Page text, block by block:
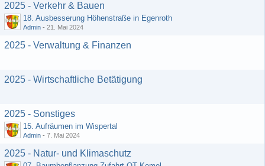
2025 - Verkehr & Bauen
18. Ausbesserung Höhenstraße in Egenroth
Admin - 21. Mai 2024
2025 - Verwaltung & Finanzen
2025 - Wirtschaftliche Betätigung
2025 - Sonstiges
15. Aufräumen im Wispertal
Admin - 7. Mai 2024
2025 - Natur- und Klimaschutz